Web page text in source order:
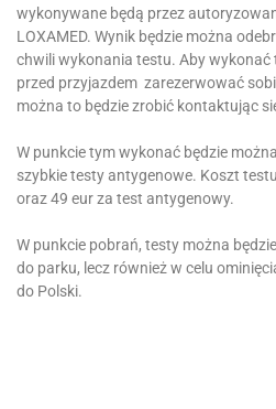
wykonywane będą przez
LOXAMED. Wynik będzie można
chwili wykonania testu. Aby wykonać
przed przyjazdem zarezerwować
można to będzie zrobić kontaktując
W punkcie tym wykonać będzie
szybkie testy antygenowe. Koszt
oraz 49 eur za test antygenowy.
W punkcie pobrań, testy można
do parku, lecz również w celu
do Polski.